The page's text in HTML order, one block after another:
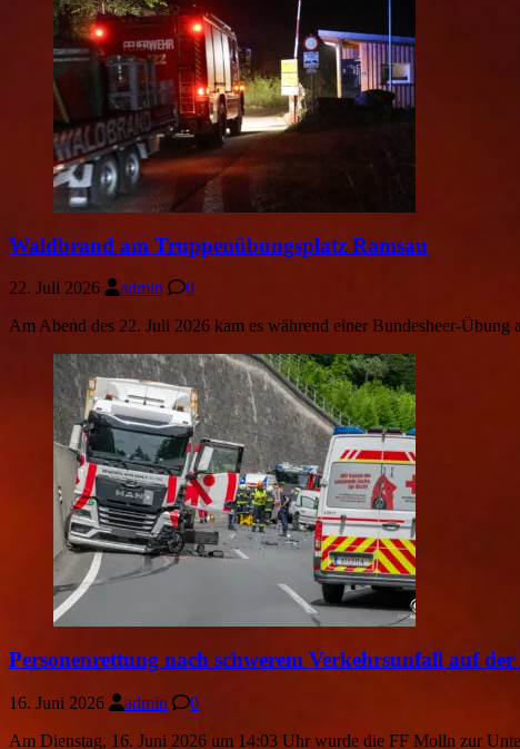
Waldbrand am Truppenübungsplatz Ramsau
22. Juli 2026 admin
0
Am Abend des 22. Juli 2026 kam es während einer Bundesheer-
Personenrettung nach schwerem Verkehrsunfall auf der
16. Juni 2026 admin
0
Am Dienstag, 16. Juni 2026 um 14:03 Uhr wurde die FF Molln zur